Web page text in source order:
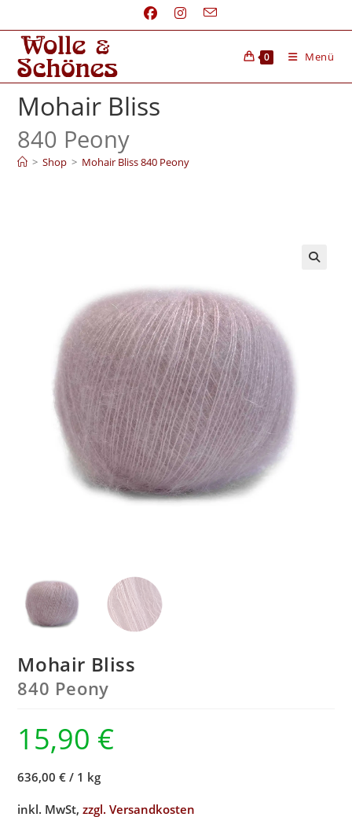
0 Menü
Mohair Bliss
840 Peony
> Shop > Mohair Bliss 840 Peony
Mohair Bliss
840 Peony
15,90 €
636,00 € / 1 kg
inkl. MwSt,zzgl. Versandkosten